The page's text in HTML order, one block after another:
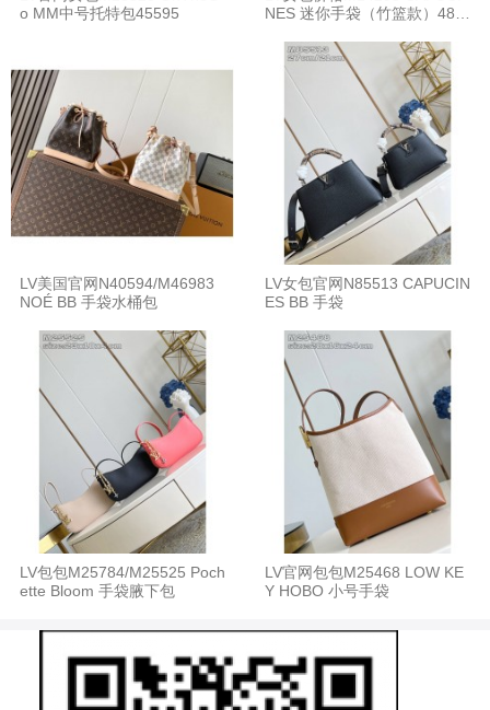
o MM中号托特包45595
NES 迷你手袋（竹篮款）488
LV美国官网N40594/M46983
NOÉ BB 手袋水桶包
LV女包官网N85513 CAPUCIN
ES BB 手袋
LV包包M25784/M25525 Poch
ette Bloom 手袋腋下包
LV官网包包M25468 LOW KE
Y HOBO 小号手袋